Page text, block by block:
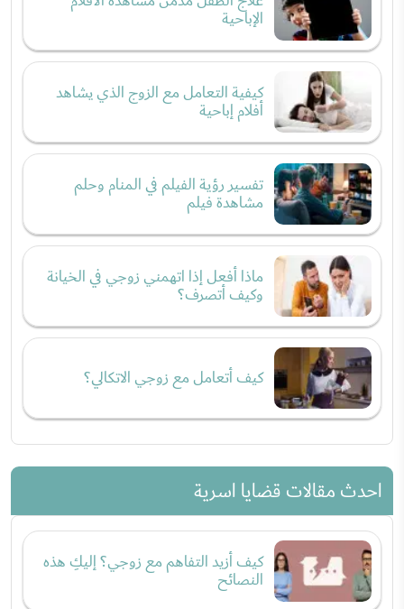
الإباحية
كيفية التعامل مع الزوج الذي يشاهد
أفلام إباحية
تفسير رؤية الفيلم في المنام وحلم
مشاهدة فيلم
ماذا أفعل إذا اتهمني زوجي في الخيانة
وكيف أتصرف؟
كيف أتعامل مع زوجي الاتكالي؟
احدث مقالات قضايا اسرية
كيف أزيد التفاهم مع زوجي؟ إليكِ هذه
النصائح